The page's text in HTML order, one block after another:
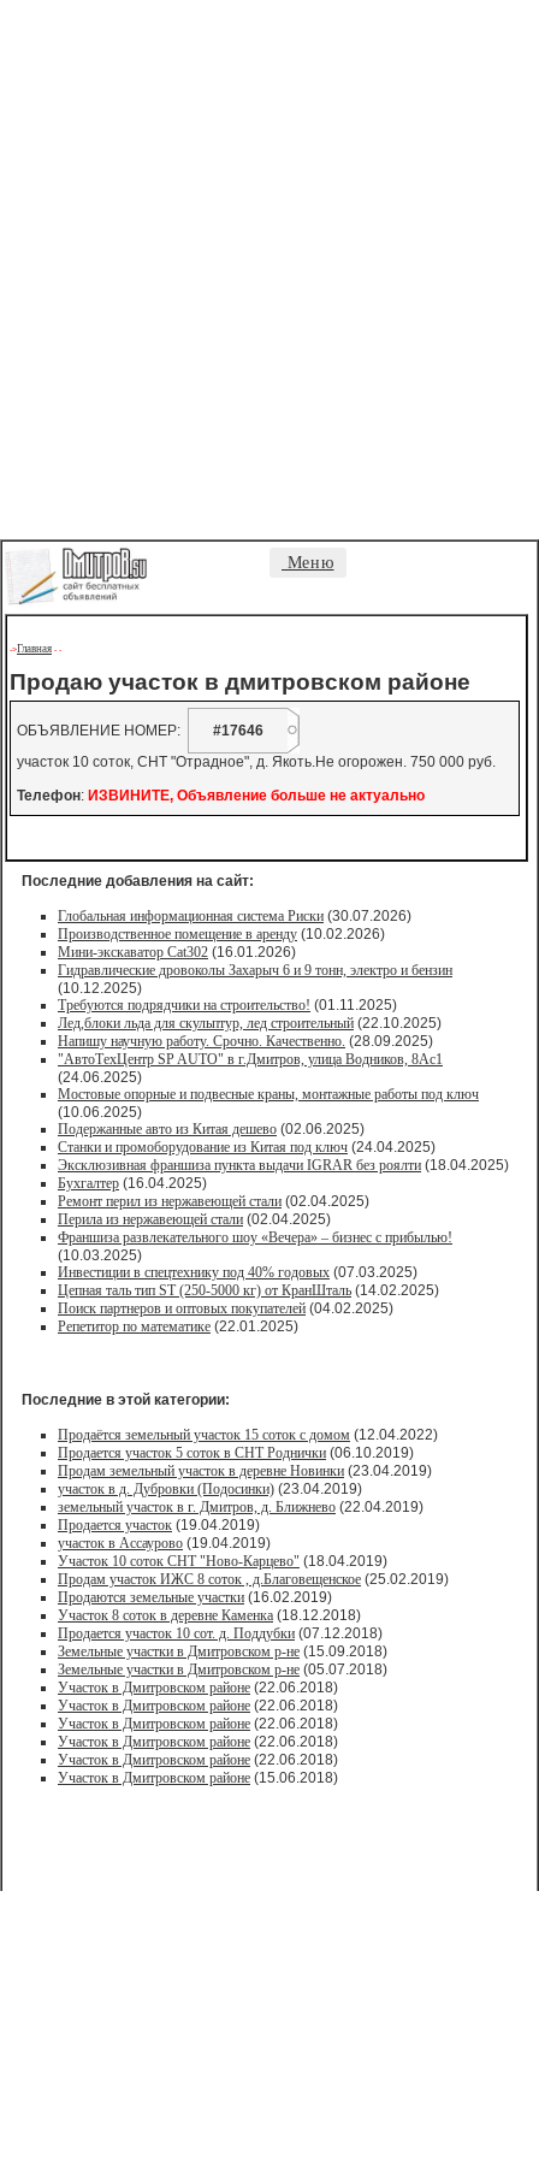
Меню
->Главная - -
Продаю участок в дмитровском районе
ОБЪЯВЛЕНИЕ НОМЕР:
#17646
участок 10 соток, СНТ "Отрадное", д. Якоть.Не огорожен. 750 000 руб.
Телефон: ИЗВИНИТЕ, Объявление больше не актуально
Последние добавления на сайт:
Глобальная информационная система Риски (30.07.2026)
Производственное помещение в аренду (10.02.2026)
Мини-экскаватор Cat302 (16.01.2026)
Гидравлические дровоколы Захарыч 6 и 9 тонн, электро и бензин
(10.12.2025)
Требуются подрядчики на строительство! (01.11.2025)
Лед,блоки льда для скульптур, лед строительный (22.10.2025)
Напишу научную работу. Срочно. Качественно. (28.09.2025)
"АвтоТехЦентр SP AUTO" в г.Дмитров, улица Водников, 8Ас1
(24.06.2025)
Мостовые опорные и подвесные краны, монтажные работы под ключ
(10.06.2025)
Подержанные авто из Китая дешево (02.06.2025)
Станки и промоборудование из Китая под ключ (24.04.2025)
Эксклюзивная франшиза пункта выдачи IGRAR без роялти (18.04.2025)
Бухгалтер (16.04.2025)
Ремонт перил из нержавеющей стали (02.04.2025)
Перила из нержавеющей стали (02.04.2025)
Франшиза развлекательного шоу «Вечера» – бизнес с прибылью!
(10.03.2025)
Инвестиции в спецтехнику под 40% годовых (07.03.2025)
Цепная таль тип ST (250-5000 кг) от КранШталь (14.02.2025)
Поиск партнеров и оптовых покупателей (04.02.2025)
Репетитор по математике (22.01.2025)
Последние в этой категории:
Продаётся земельный участок 15 соток с домом (12.04.2022)
Продается участок 5 соток в СНТ Роднички (06.10.2019)
Продам земельный участок в деревне Новинки (23.04.2019)
участок в д. Дубровки (Подосинки) (23.04.2019)
земельный участок в г. Дмитров, д. Ближнево (22.04.2019)
Продается участок (19.04.2019)
участок в Ассаурово (19.04.2019)
Участок 10 соток СНТ "Ново-Карцево" (18.04.2019)
Продам участок ИЖС 8 соток , д.Благовещенское (25.02.2019)
Продаются земельные участки (16.02.2019)
Участок 8 соток в деревне Каменка (18.12.2018)
Продается участок 10 сот. д. Поддубки (07.12.2018)
Земельные участки в Дмитровском р-не (15.09.2018)
Земельные участки в Дмитровском р-не (05.07.2018)
Участок в Дмитровском районе (22.06.2018)
Участок в Дмитровском районе (22.06.2018)
Участок в Дмитровском районе (22.06.2018)
Участок в Дмитровском районе (22.06.2018)
Участок в Дмитровском районе (22.06.2018)
Участок в Дмитровском районе (15.06.2018)